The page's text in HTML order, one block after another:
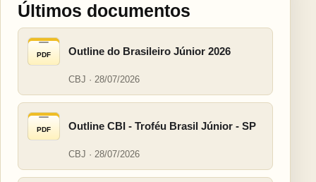
Últimos documentos
PDF Outline do Brasileiro Júnior 2026
CBJ · 28/07/2026
PDF Outline CBI - Troféu Brasil Júnior - SP
CBJ · 28/07/2026